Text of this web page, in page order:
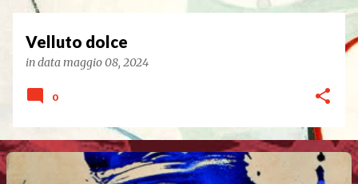
Velluto dolce
in datamaggio 08, 2024
0